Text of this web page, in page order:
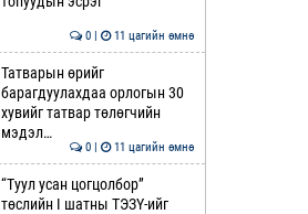
0 | 11 цагийн өмнө
Татварын өрийг
барагдуулахдаа орлогын 30
хувийг татвар төлөгчийн
мэдэл…
0 | 11 цагийн өмнө
“Туул усан цогцолбор”
төслийн I шатны ТЭЗҮ-ийг